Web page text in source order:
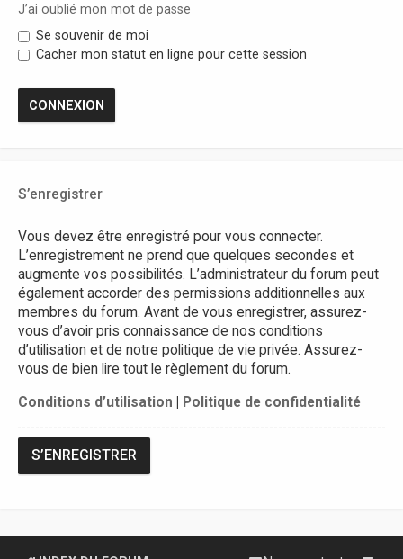
J’ai oublié mon mot de passe
Se souvenir de moi
Cacher mon statut en ligne pour cette session
S’enregistrer
Vous devez être enregistré pour vous connecter.
L’enregistrement ne prend que quelques secondes et
augmente vos possibilités. L’administrateur du forum peut
également accorder des permissions additionnelles aux
membres du forum. Avant de vous enregistrer, assurez-
vous d’avoir pris connaissance de nos conditions
d’utilisation et de notre politique de vie privée. Assurez-
vous de bien lire tout le règlement du forum.
Conditions d’utilisation Politique de confidentialité
S’ENREGISTRER